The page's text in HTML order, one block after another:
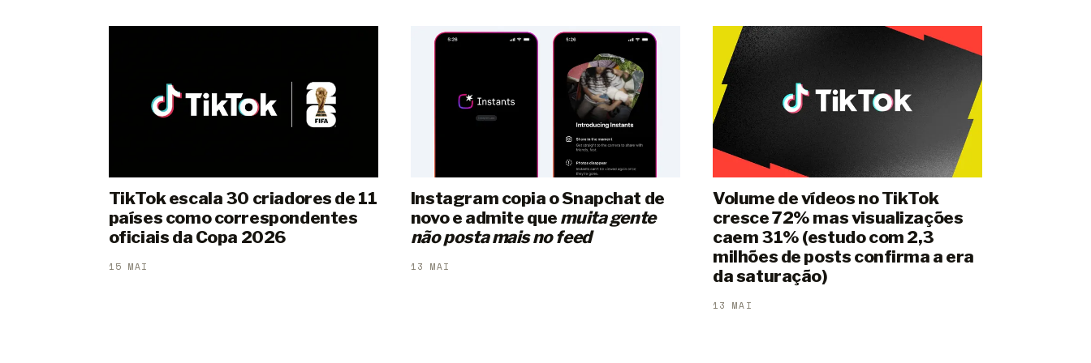
TikTok escala 30 criadores de 11
países como correspondentes
oficiais da Copa 2026
15 MAI
Instagram copia o Snapchat de
novo e admite que muita gente
não posta mais no feed
13 MAI
Volume de vídeos no TikTok
cresce 72% mas visualizações
caem 31% (estudo com 2,3
milhões de posts confirma a era
da saturação)
13 MAI